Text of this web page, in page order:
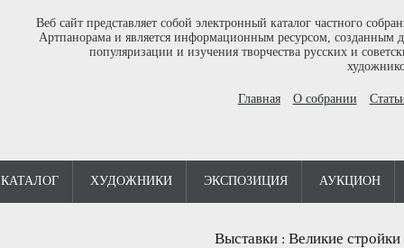
Веб сайт представляет собой электронный каталог частного
Артпанорама и является информационным ресурсом, созданным
популяризации и изучения творчества русских и
Главная О собрании
КАТАЛОГ ХУДОЖНИКИ ЭКСПОЗИЦИЯ АУКЦИОН
Выставки: Великие